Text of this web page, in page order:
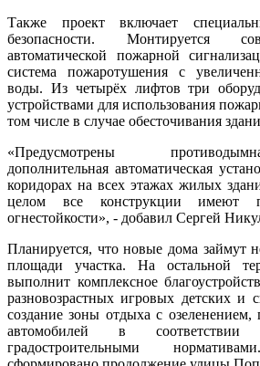
Также проект включает
безопасности. Монтируется
автоматической пожарной
система пожаротушения с
воды. Из четырёх лифтов три
устройствами для использования
том числе в случае обесточивания
«Предусмотрены
дополнительная автоматическая
коридорах на всех этажах жилых
целом все конструкции имеют
огнестойкости», - добавил Сергей
Планируется, что новые дома займут
площади участка. На остальной
выполнит комплексное
разновозрастных игровых детских и
создание зоны отдыха с озеленением,
автомобилей в
градостроительными